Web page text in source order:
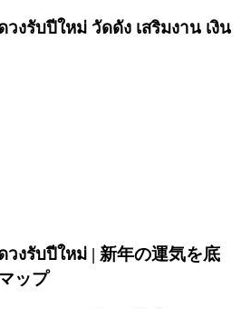
งรับปีใหม่ วัดดัง เสริมงาน เงิน
วงรับปีใหม่ | 新年の運気を底
ップ